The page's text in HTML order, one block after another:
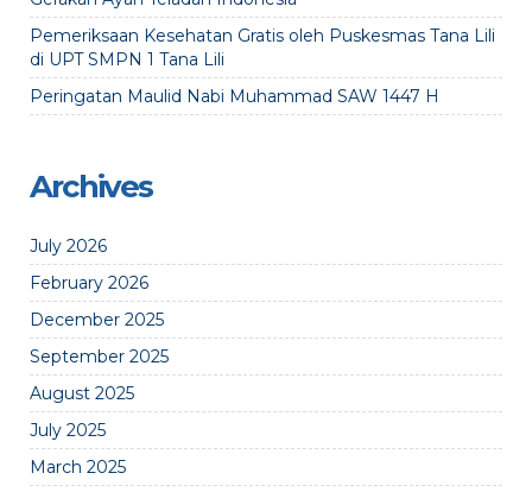
Pemeriksaan Kesehatan Gratis oleh Puskesmas Tana Lili
di UPT SMPN 1 Tana Lili
Peringatan Maulid Nabi Muhammad SAW 1447 H
Archives
July 2026
February 2026
December 2025
September 2025
August 2025
July 2025
March 2025